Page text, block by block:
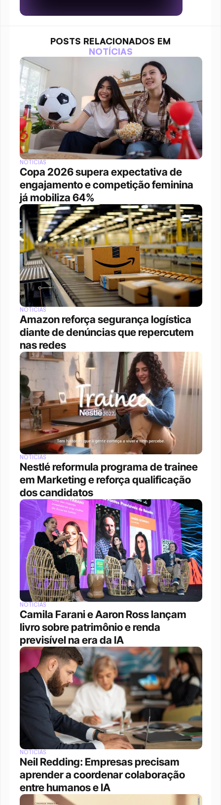
POSTS RELACIONADOS EM
NOTÍCIAS
NOTÍCIAS
Copa 2026 supera expectativa de
engajamento e competição feminina
já mobiliza 64%
NOTÍCIAS
Amazon reforça segurança logística
diante de denúncias que repercutem
nas redes
NOTÍCIAS
Nestlé reformula programa de trainee
em Marketing e reforça qualificação
dos candidatos
NOTÍCIAS
Camila Farani e Aaron Ross lançam
livro sobre patrimônio e renda
previsível na era da IA
NOTÍCIAS
Neil Redding: Empresas precisam
aprender a coordenar colaboração
entre humanos e IA